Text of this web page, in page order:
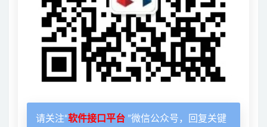
请关注“软件接口平台 ”微信公众号，回复关键